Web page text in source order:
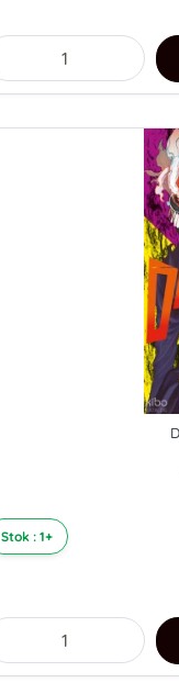
Stok : 1+